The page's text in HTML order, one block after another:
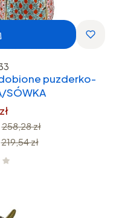
puzderko-
SÓWKA
258,28 zł
219,54 zł